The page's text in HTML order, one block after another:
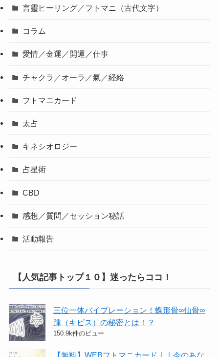
言靈ヒーリング／フトマニ（古代文字）
コラム
愛情／金運／開運／仕事
チャクラ／オーラ／氣／経絡
フトマニカード
太占
キネシオロジー
占星術
CBD
感想／質問／セッション秘話
活動報告
【人気記事トップ１０】迷ったらココ！
三位一体バイブレーション！蝶形骨∞仙骨∞
踵（キビス）の秘密とは！？
150.9k件のビュー
【無料】WEBフトマニカード｜｜今のあな